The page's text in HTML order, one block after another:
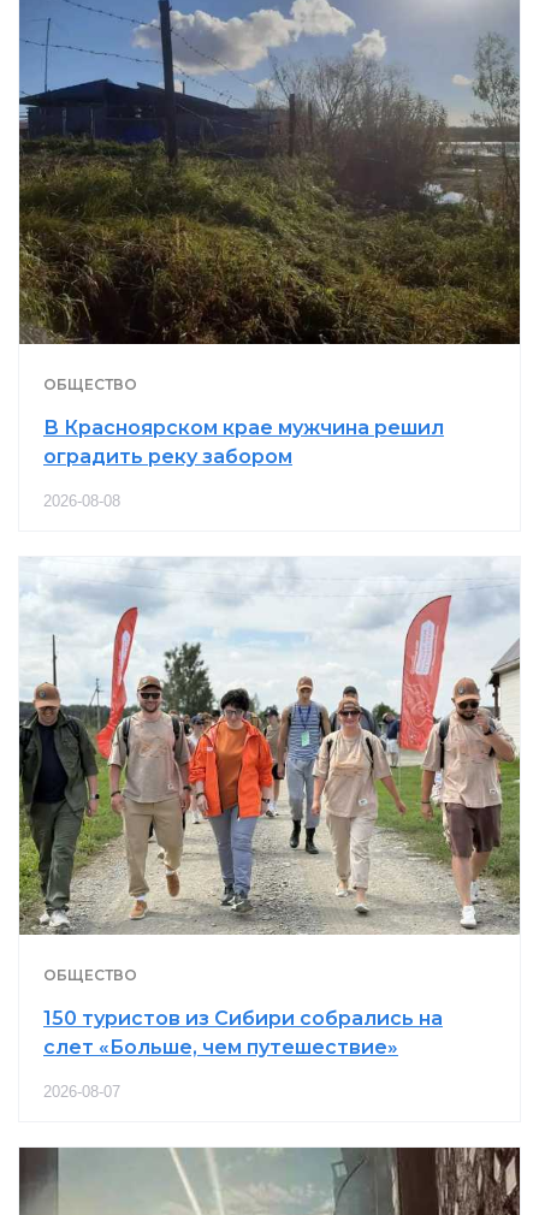
ОБЩЕСТВО
В Красноярском крае мужчина решил
оградить реку забором
2026-08-08
ОБЩЕСТВО
150 туристов из Сибири собрались на
слет «Больше, чем путешествие»
2026-08-07